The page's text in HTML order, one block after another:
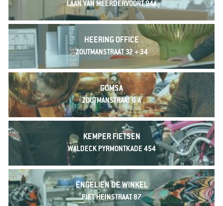
LAAN VAN MEERDERVOORT 94A
HEERING OFFICE
ZOUTMANSTRAAT 32 + 34
GOMSA
ZOUTMANSTRAAT 6 A
KEMPER FIETSEN
WALDECK PYRMONTKADE 454
ENGELIEN DE WINKEL
PIET HEINSTRAAT 87